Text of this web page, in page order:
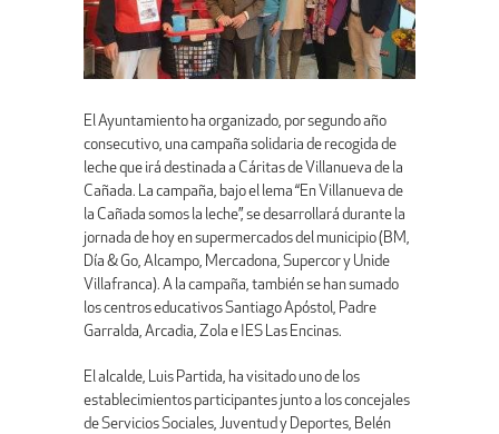
El Ayuntamiento ha organizado, por segundo año
consecutivo, una campaña solidaria de recogida de
leche que irá destinada a Cáritas de Villanueva de la
Cañada. La campaña, bajo el lema “En Villanueva de
la Cañada somos la leche”, se desarrollará durante la
jornada de hoy en supermercados del municipio (BM,
Día & Go, Alcampo, Mercadona, Supercor y Unide
Villafranca). A la campaña, también se han sumado
los centros educativos Santiago Apóstol, Padre
Garralda, Arcadia, Zola e IES Las Encinas.
El alcalde, Luis Partida, ha visitado uno de los
establecimientos participantes junto a los concejales
de Servicios Sociales, Juventud y Deportes, Belén